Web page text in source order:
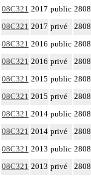
08C321 2017 public 2808
08C321 2017 privé 2808
08C321 2016 public 2808
08C321 2016 privé 2808
08C321 2015 public 2808
08C321 2015 privé 2808
08C321 2014 public 2808
08C321 2014 privé 2808
08C321 2013 public 2808
08C321 2013 privé 2808